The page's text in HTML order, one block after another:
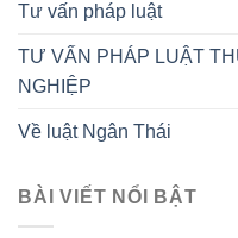
Tư vấn pháp luật
TƯ VẤN PHÁP LUẬT
NGHIỆP
Về luật Ngân Thái
BÀI VIẾT NỔI BẬT